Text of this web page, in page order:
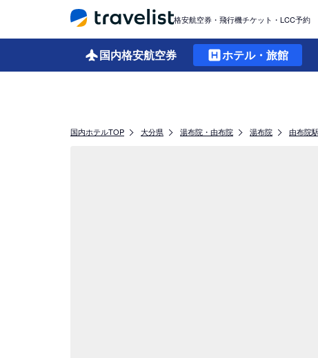
格安航空券・飛行機チケット・LCC予約
国内格安航空券 ホテル・旅館
国内ホテルTOP 大分県 湯布院・由布院 湯布院 由布院駅